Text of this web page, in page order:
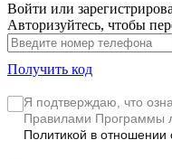
Войти или
Авторизуйтесь, чтобы
Получить код
Я подтверждаю, что
Правилами Программы
Политикой в отношении